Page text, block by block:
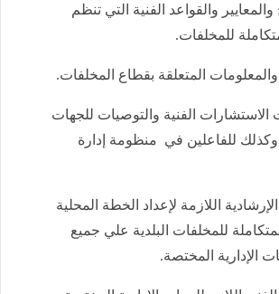
والمعايير والقواعد الفنية التي تنظم
للمخلفات.
الاستشارات الفنية والتوصيات للجهات
وكذلك للفاعلين في منظومة إدارة
الإرشادية اللازمة لإعداد الخطة المحلية
للمخلفات البلدية علي جميع
الإدارية المختصة.